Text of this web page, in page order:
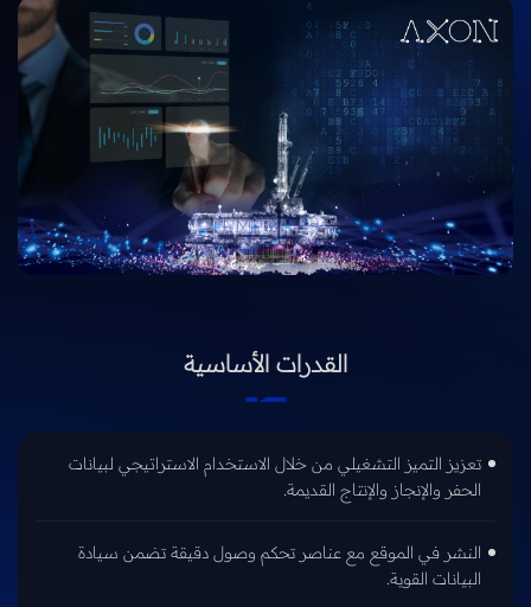
القدرات الأساسية
تعزيز التميز التشغيلي من خلال الاستخدام الاستراتيجي لبيانات
الحفر والإنجاز والإنتاج القديمة.
النشر في الموقع مع عناصر تحكم وصول دقيقة تضمن سيادة
البيانات القوية.